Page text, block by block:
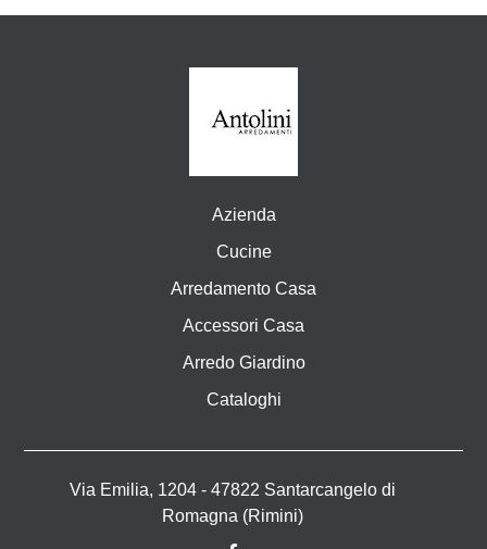
Azienda
Cucine
Arredamento Casa
Accessori Casa
Arredo Giardino
Cataloghi
Via Emilia, 1204 - 47822 Santarcangelo di
Romagna (Rimini)